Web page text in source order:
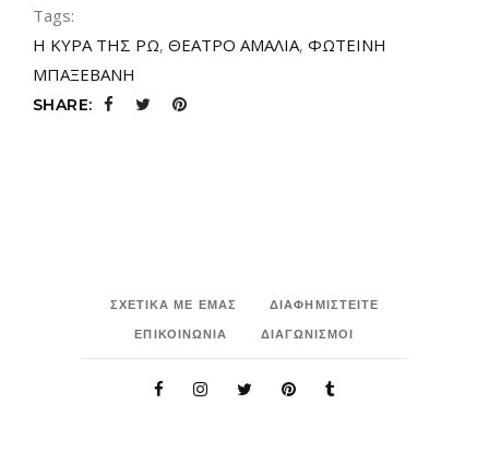
Tags:
Η ΚΥΡΑ ΤΗΣ ΡΩ, ΘΕΑΤΡΟ ΑΜΑΛΙΑ, ΦΩΤΕΙΝΗ
ΜΠΑΞΕΒΑΝΗ
SHARE:
ΣΧΕΤΙΚΑ ΜΕ ΕΜΑΣ
ΔΙΑΦΗΜΙΣΤΕΙΤΕ
ΕΠΙΚΟΙΝΩΝΙΑ
ΔΙΑΓΩΝΙΣΜΟΙ